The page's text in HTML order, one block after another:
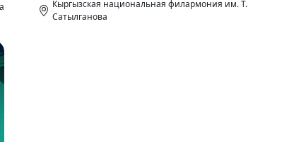
Кыргызская национальная филармония им. Т.
Сатылганова